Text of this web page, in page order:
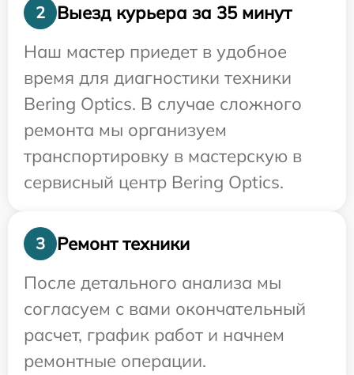
2
Выезд курьера за 35 минут
Наш мастер приедет в удобное
время для диагностики техники
Bering Optics. В случае сложного
ремонта мы организуем
транспортировку в мастерскую в
сервисный центр Bering Optics.
3
Ремонт техники
После детального анализа мы
согласуем с вами окончательный
расчет, график работ и начнем
ремонтные операции.